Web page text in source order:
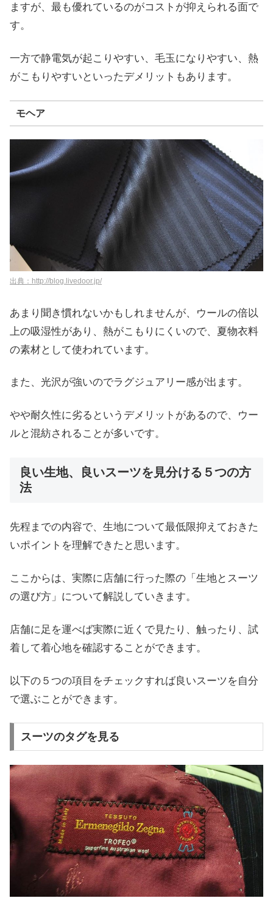
ますが、最も優れているのがコストが抑えられる面で
す。
一方で静電気が起こりやすい、毛玉になりやすい、熱
がこもりやすいといったデメリットもあります。
モヘア
出典：http://blog.livedoor.jp/
あまり聞き慣れないかもしれませんが、ウールの倍以
上の吸湿性があり、熱がこもりにくいので、夏物衣料
の素材として使われています。
また、光沢が強いのでラグジュアリー感が出ます。
やや耐久性に劣るというデメリットがあるので、ウー
ルと混紡されることが多いです。
良い生地、良いスーツを見分ける５つの方
法
先程までの内容で、生地について最低限抑えておきた
いポイントを理解できたと思います。
ここからは、実際に店舗に行った際の「生地とスーツ
の選び方」について解説していきます。
店舗に足を運べば実際に近くで見たり、触ったり、試
着して着心地を確認することができます。
以下の５つの項目をチェックすれば良いスーツを自分
で選ぶことができます。
スーツのタグを見る